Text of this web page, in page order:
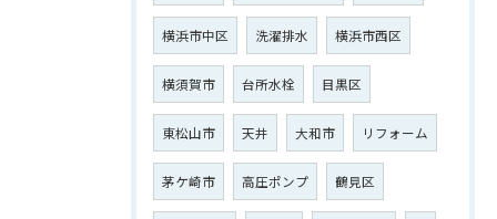
横浜市中区 洗濯排水 横浜市西区
横須賀市 台所水栓 目黒区
東松山市 天井 大和市 リフォーム
茅ケ崎市 高圧ポンプ 鶴見区
ご相談はこちら